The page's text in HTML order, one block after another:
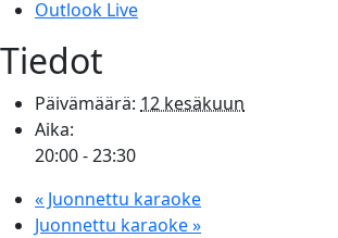
Outlook Live
Tiedot
Päivämäärä: 12 kesäkuun
Aika:
20:00 - 23:30
« Juonnettu karaoke
Juonnettu karaoke»